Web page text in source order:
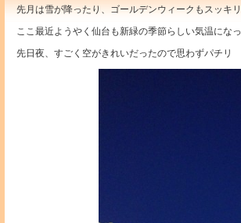
先月は雪が降ったり、ゴールデンウィークもスッキ
ここ最近ようやく仙台も新緑の季節らしい気温になっ
先日夜、すごく空がきれいだったので思わずパチリ